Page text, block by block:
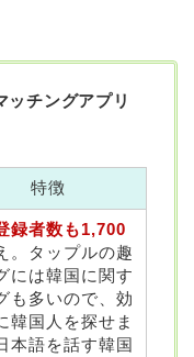
ッチングアプリ
特徴
録者数も1,700
。タップルの趣
には韓国に関す
も多いので、効
韓国人を探せま
本語を話す韓国